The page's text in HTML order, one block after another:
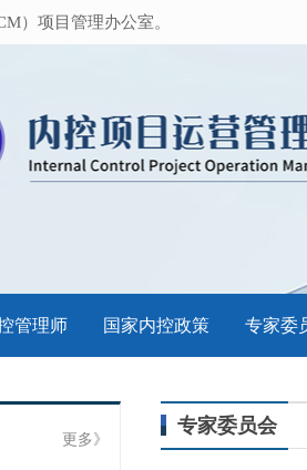
）项目管理办公室。
管理师 国家内控政策 专家委
更多》
专家委员会